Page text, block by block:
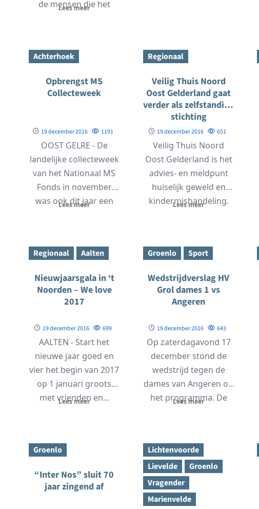
de mensen die het
Lees meer
Achterhoek
Opbrengst MS
Collecteweek
19 december 2016 1191
OOST GELRE - De
landelijke collecteweek
van het Nationaal MS
Fonds in november
was ook dit jaar een
Lees meer
Regionaal
Veilig Thuis Noord
Oost Gelderland gaat
verder als zelfstandige
stichting
19 december 2016 651
Veilig Thuis Noord
Oost Gelderland is het
advies- en meldpunt
huiselijk geweld en
kindermishandeling.
Lees meer
Regionaal Aalten
Nieuwjaarsgala in ‘t
Noorden – We love
2017
19 december 2016 699
AALTEN - Start het
nieuwe jaar goed en
vier het begin van 2017
op 1 januari groots
met vrienden en...
Lees meer
Groenlo Sport
Wedstrijdverslag HV
Grol dames 1 vs
Angeren
19 december 2016 643
Op zaterdagavond 17
december stond de
wedstrijd tegen de
dames van Angeren op
het programma. De
Lees meer
Groenlo
“Inter Nos” sluit 70
jaar zingend af
Lichtenvoorde
Lievelde
Groenlo
Vragender
Marienvelde